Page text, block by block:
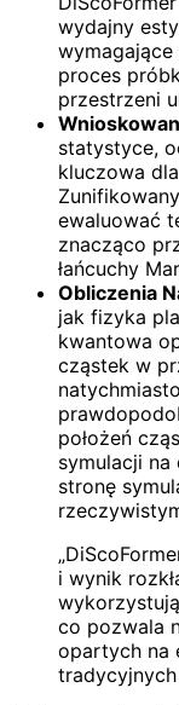
wydajny
wymagające
proces
przestrzeni
statystyce,
kluczowa
ewaluować
znacząco
łańcuchy
Obliczenia
jak fizyka
kwantowa
cząstek w
położeń
symulacji
stronę
i wynik
co pozwala
opartych na
tradycyjnych